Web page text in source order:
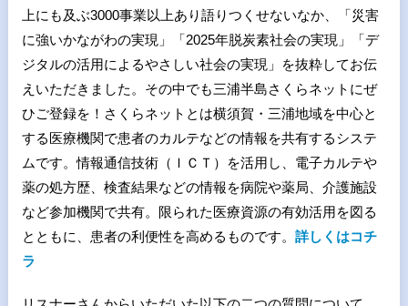
上にも及ぶ3000事業以上あり語りつくせないなか、「災害
に強いかながわの実現」「2025年脱炭素社会の実現」「デ
ジタルの活用によるやさしい社会の実現」を抜粋してお伝
えいただきました。その中でも三浦半島さくらネットにぜ
ひご登録を！さくらネットとは横須賀・三浦地域を中心と
する医療機関で患者のカルテなどの情報を共有するシステ
ムです。情報通信技術（ＩＣＴ）を活用し、電子カルテや
薬の処方歴、検査結果などの情報を病院や薬局、介護施設
など参加機関で共有。限られた医療資源の有効活用を図る
とともに、患者の利便性を高めるものです。 詳しくはコチ
ラ